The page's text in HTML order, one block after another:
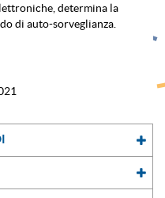
determina la
di auto-sorveglianza.